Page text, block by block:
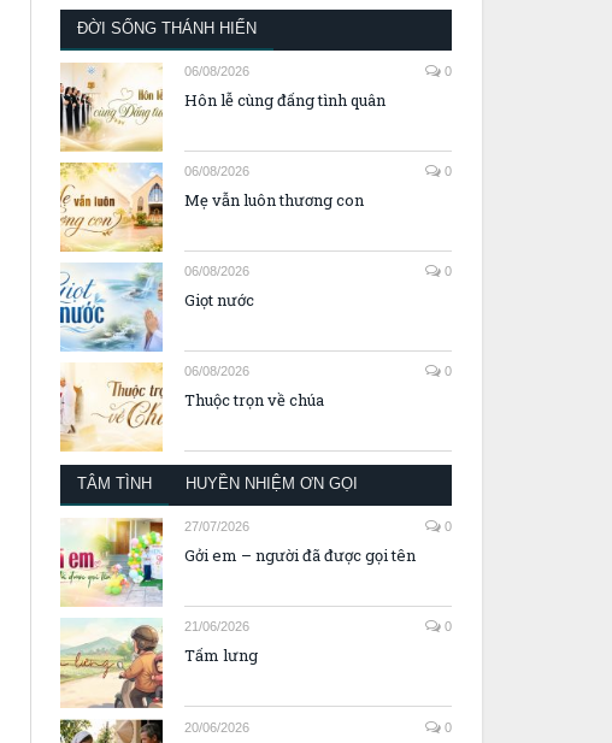
ĐỜI SỐNG THÁNH HIẾN
06/08/2026 0
Hôn lễ cùng đấng tình quân
06/08/2026 0
Mẹ vẫn luôn thương con
06/08/2026 0
Giọt nước
06/08/2026 0
Thuộc trọn về chúa
TÂM TÌNH HUYỀN NHIỆM ƠN GỌI
27/07/2026 0
Gởi em – người đã được gọi tên
21/06/2026 0
Tấm lưng
20/06/2026 0